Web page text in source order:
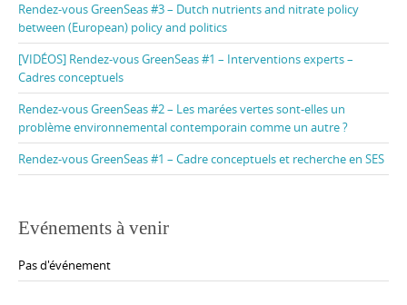
Rendez-vous GreenSeas #3 – Dutch nutrients and nitrate policy
between (European) policy and politics
[VIDÉOS] Rendez-vous GreenSeas #1 – Interventions experts –
Cadres conceptuels
Rendez-vous GreenSeas #2 – Les marées vertes sont-elles un
problème environnemental contemporain comme un autre ?
Rendez-vous GreenSeas #1 – Cadre conceptuels et recherche en SES
Evénements à venir
Pas d'événement